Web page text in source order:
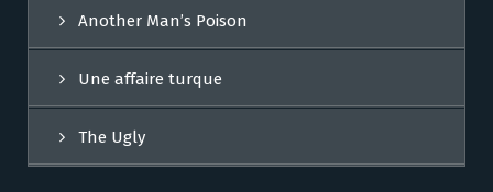
Another Man’s Poison
Une affaire turque
The Ugly